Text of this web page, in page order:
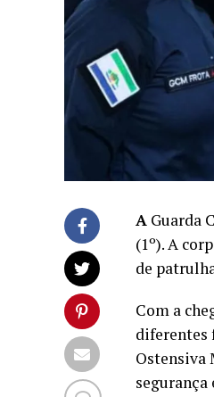
A Guarda
(1º). A
de
Com a
diferentes
Ostensiva
segurança